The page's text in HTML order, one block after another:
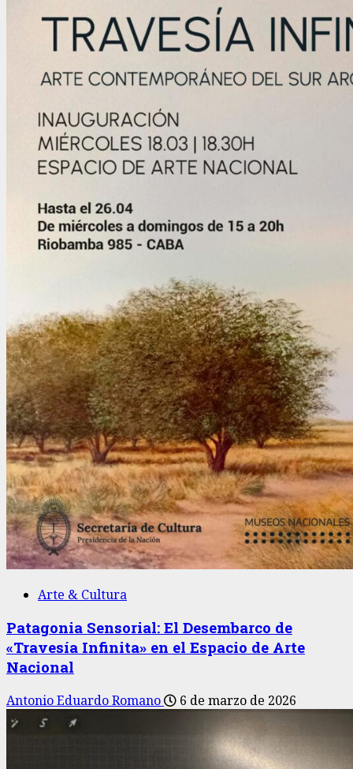
Arte & Cultura
Patagonia Sensorial: El Desembarco de
«Travesía Infinita» en el Espacio de Arte
Nacional
Antonio Eduardo Romano 6 de marzo de 2026